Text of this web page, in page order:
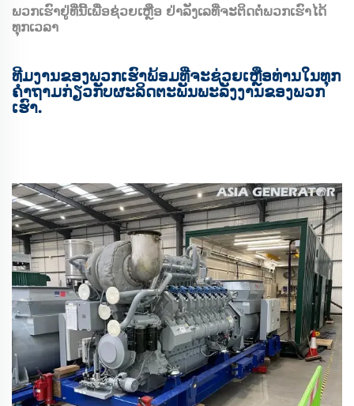
ພວກເຮົາຢູ່ທີ່ນີ້ເພື່ອຊ່ວຍເຫຼືອ ຢ່າລັງເລທີ່ຈະຕິດຕໍ່ພວກເຮົາໄດ້
ທຸກເວລາ
ທີມງານຂອງພວກເຮົາພ້ອມທີ່ຈະຊ່ວຍເຫຼືອທ່ານໃນທຸກ
ຄໍາຖາມກ່ຽວກັບຜະລິດຕະພັນພະລັງງານຂອງພວກ
ເຮົາ.